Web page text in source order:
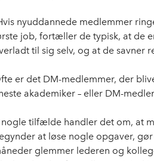
nyuddannede medlemmer
job, fortæller de typisk, at de
til sig selv, og at de savner
er det DM-medlemmer, der
akademiker – eller DM-
nogle tilfælde handler det om, at
at løse nogle opgaver,
glemmer lederen og